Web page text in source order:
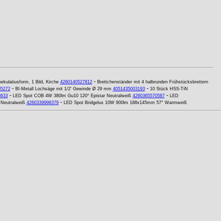
1 Bild, Kirche 4260140527812- Brettchenständer mit 4 halbrunden Frühstücksbrettern
- BI-Metall Lochsäge mit 1/2' Gewinde Ø 29 mm 4051435003193- 10 Stück HSS-TiN
- LED Spot COB 4W 380lm Gu10 120° Epistar Neutralweiß 4260365570587- LED
4260339998379- LED Spot Bridgelux 10W 900lm 188x145mm 57° Warmweiß